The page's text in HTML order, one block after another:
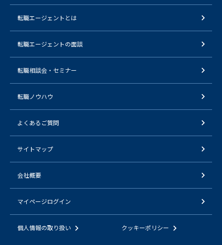
転職エージェントとは
転職エージェントの面談
転職相談会・セミナー
転職ノウハウ
よくあるご質問
サイトマップ
会社概要
マイページログイン
個人情報の取り扱い クッキーポリシー